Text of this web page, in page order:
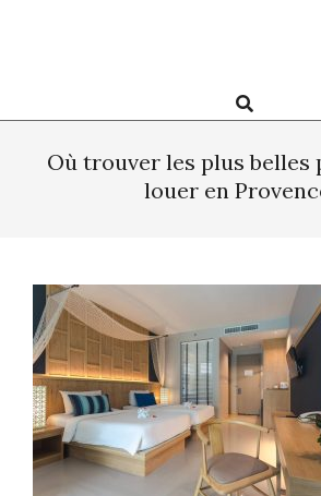
Search
Où trouver les plus belles
louer en